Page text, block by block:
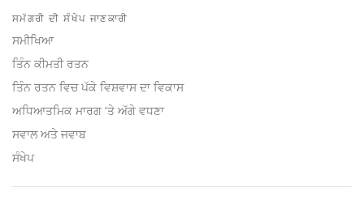
ਸਮੱਗਰੀ ਦੀ ਸੰਖੇਪ ਜਾਣਕਾਰੀ
ਸਮੀਖਿਆ
ਤਿੰਨ ਕੀਮਤੀ ਰਤਨ
ਤਿੰਨ ਰਤਨ ਵਿਚ ਪੱਕੇ ਵਿਸ਼ਵਾਸ ਦਾ ਵਿਕਾਸ
ਅਧਿਆਤਮਿਕ ਮਾਰਗ 'ਤੇ ਅੱਗੇ ਵਧਣਾ
ਸਵਾਲ ਅਤੇ ਜਵਾਬ
ਸੰਖੇਪ